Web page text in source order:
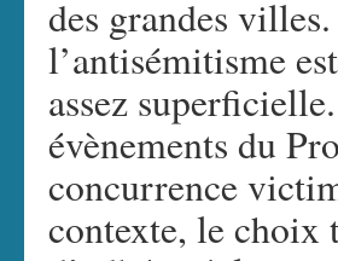
des grandes
l’antisémitisme
assez
évènements du
concurrence
contexte, le choix